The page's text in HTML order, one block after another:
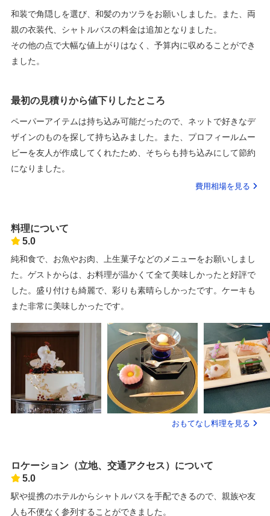
和装で角隠しを選び、和髪のカツラをお願いしました。また、両
親の衣装代、シャトルバスの料金は追加となりました。
その他の点で大幅な値上がりはなく、予算内に収めることができ
ました。
最初の見積りから値下りしたところ
ペーパーアイテムは持ち込み可能だったので、ネットで好きなデ
ザインのものを探して持ち込みました。また、プロフィールムー
ビーを友人が作成してくれたため、そちらも持ち込みにして節約
になりました。
費用相場を見る
料理について
5.0
純和食で、お魚やお肉、上生菓子などのメニューをお願いしまし
た。ゲストからは、お料理が温かくて全て美味しかったと好評で
した。盛り付けも綺麗で、彩りも素晴らしかったです。ケーキも
また非常に美味しかったです。
おもてなし料理を見る
ロケーション（立地、交通アクセス）について
5.0
駅や提携のホテルからシャトルバスを手配できるので、親族や友
人も不便なく参列することができました。